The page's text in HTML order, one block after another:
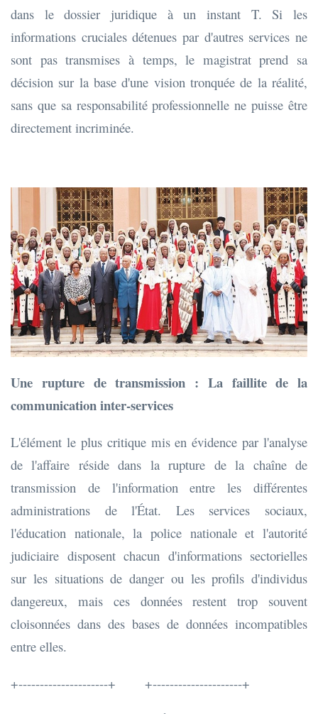
dans le dossier juridique à un instant T. Si les
informations cruciales détenues par d'autres services ne
sont pas transmises à temps, le magistrat prend sa
décision sur la base d'une vision tronquée de la réalité,
sans que sa responsabilité professionnelle ne puisse être
directement incriminée.
Une rupture de transmission : La faillite de la
communication inter-services
L'élément le plus critique mis en évidence par l'analyse
de l'affaire réside dans la rupture de la chaîne de
transmission de l'information entre les différentes
administrations de l'État. Les services sociaux,
l'éducation nationale, la police nationale et l'autorité
judiciaire disposent chacun d'informations sectorielles
sur les situations de danger ou les profils d'individus
dangereux, mais ces données restent trop souvent
cloisonnées dans des bases de données incompatibles
entre elles.
+---------------------+ +---------------------+